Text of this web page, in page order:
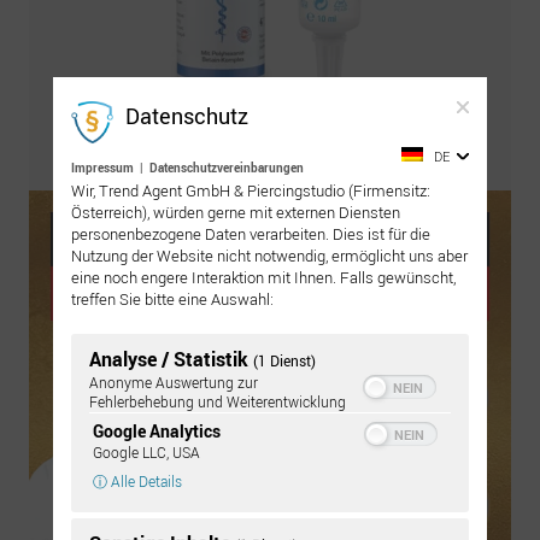
Datenschutz
Impressum | Datenschutzvereinbarungen
DE
Wir, Trend Agent GmbH & Piercingstudio (Firmensitz:
Österreich), würden gerne mit externen Diensten
personenbezogene Daten verarbeiten. Dies ist für die
Nutzung der Website nicht notwendig, ermöglicht uns aber
eine noch engere Interaktion mit Ihnen. Falls gewünscht,
treffen Sie bitte eine Auswahl:
Analyse / Statistik (1 Dienst)
Anonyme Auswertung zur
Fehlerbehebung und Weiterentwicklung
Google Analytics
Google LLC, USA
ⓘ Alle Details